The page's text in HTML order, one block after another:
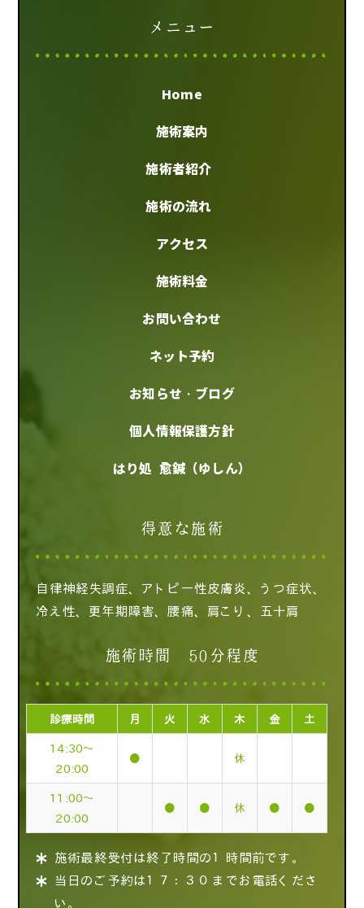
メニュー
Home
施術案内
施術者紹介
施術の流れ
アクセス
施術料金
お問い合わせ
ネット予約
お知らせ・ブログ
個人情報保護方針
はり処 愈鍼（ゆしん）
得意な施術
自律神経失調症、アトピー性皮膚炎、うつ症状、
冷え性、更年期障害、腰痛、肩こり、五十肩
施術時間 50分程度
診療時間 月 火 水 木 金 土
14:30～
20:00
● 休
11:00～
20:00
● ● 休 ● ●
施術最終受付は終了時間の１時間前です。
当日のご予約は１７：３０までお電話くださ
い。